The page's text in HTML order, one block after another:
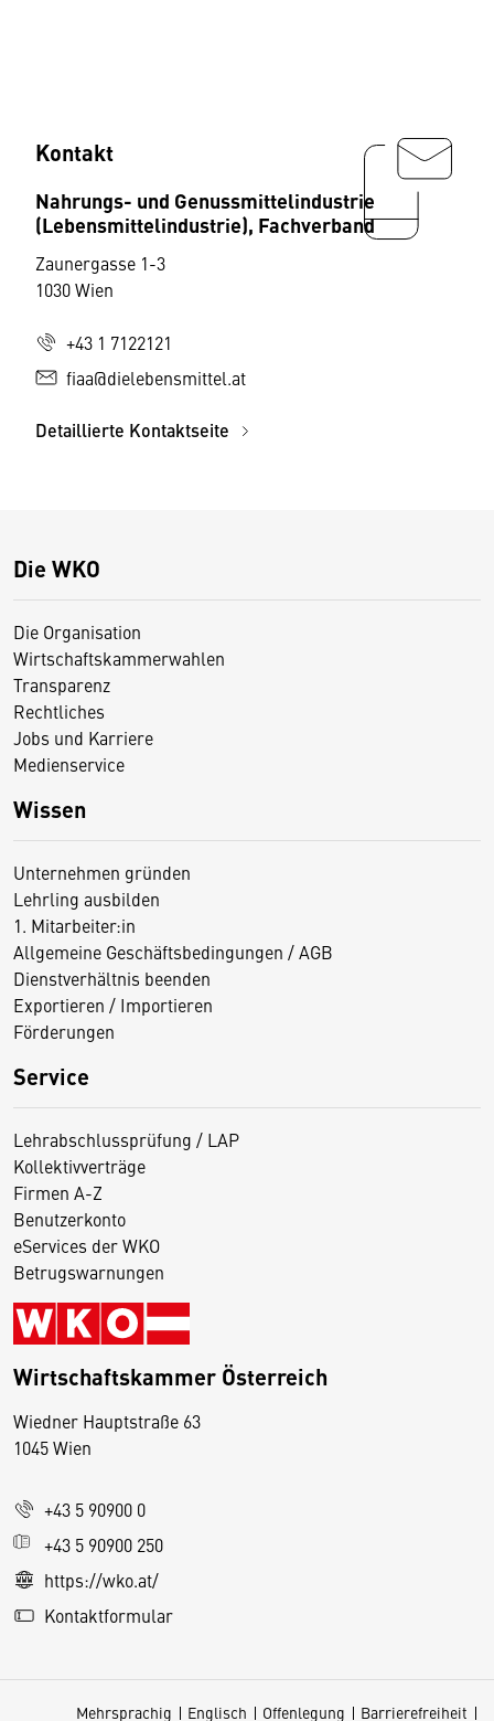
Kontakt
Nahrungs- und Genussmittelindustrie
(Lebensmittelindustrie), Fachverband
Zaunergasse 1-3
1030 Wien
+43 1 7122121
fiaa@dielebensmittel.at
Detaillierte Kontaktseite
Die WKO
Die Organisation
Wirtschaftskammerwahlen
Transparenz
Rechtliches
Jobs und Karriere
Medienservice
Wissen
Unternehmen gründen
Lehrling ausbilden
1. Mitarbeiter:in
Allgemeine Geschäftsbedingungen / AGB
Dienstverhältnis beenden
Exportieren / Importieren
Förderungen
Service
Lehrabschlussprüfung / LAP
Kollektivverträge
Firmen A-Z
Benutzerkonto
eServices der WKO
Betrugswarnungen
Wirtschaftskammer Österreich
Wiedner Hauptstraße 63
1045 Wien
+43 5 90900 0
+43 5 90900 250
https://wko.at/
Kontaktformular
Mehrsprachig Englisch Offenlegung Barrierefreiheit
D
s
e
S
e